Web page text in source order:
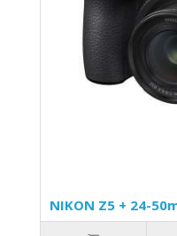
NIKON Z5 + 24-